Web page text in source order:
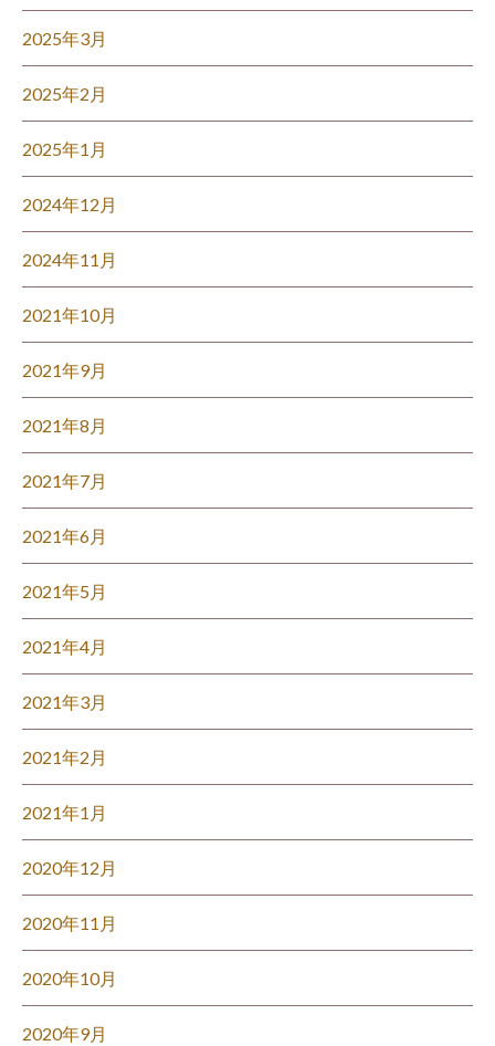
2025年3月
2025年2月
2025年1月
2024年12月
2024年11月
2021年10月
2021年9月
2021年8月
2021年7月
2021年6月
2021年5月
2021年4月
2021年3月
2021年2月
2021年1月
2020年12月
2020年11月
2020年10月
2020年9月